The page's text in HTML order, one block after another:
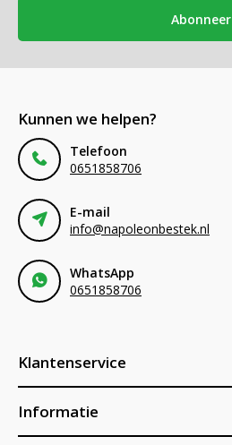
Abonneer
Kunnen we helpen?
Telefoon
0651858706
E-mail
info@napoleonbestek.nl
WhatsApp
0651858706
Klantenservice
Informatie